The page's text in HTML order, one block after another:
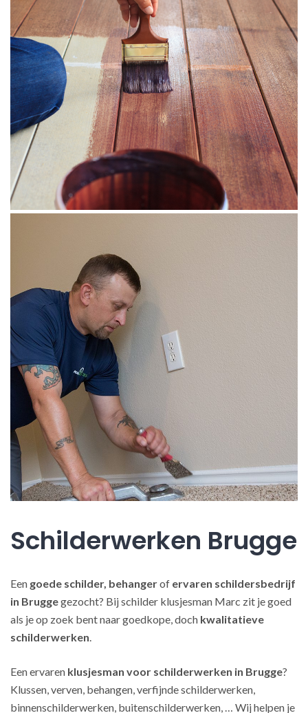
Schilderwerken Brugge
Een goede schilder, behangerof ervaren schildersbedrijf
in Bruggegezocht? Bij schilder klusjesman Marc zit je goed
als je op zoek bent naar goedkope, doch kwalitatieve
schilderwerken.
Een ervaren klusjesman voor schilderwerken in Brugge?
Klussen, verven, behangen, verfijnde schilderwerken,
binnenschilderwerken, buitenschilderwerken, … Wij helpen je